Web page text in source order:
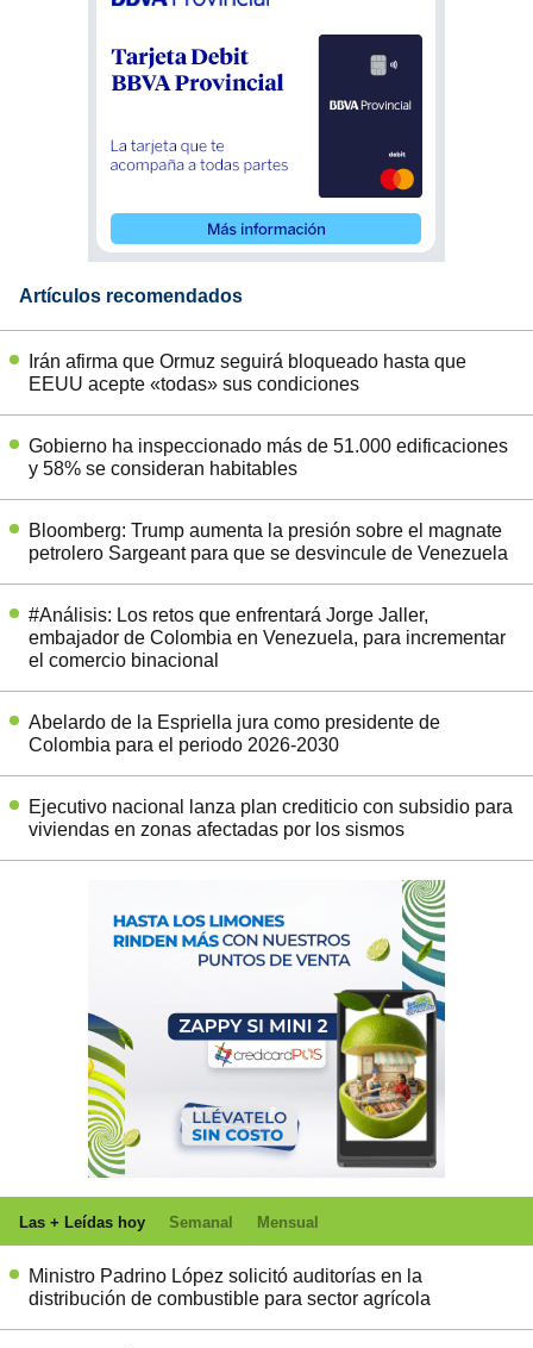
Artículos recomendados
Irán afirma que Ormuz seguirá bloqueado hasta que
EEUU acepte «todas» sus condiciones
Gobierno ha inspeccionado más de 51.000 edificaciones
y 58% se consideran habitables
Bloomberg: Trump aumenta la presión sobre el magnate
petrolero Sargeant para que se desvincule de Venezuela
#Análisis: Los retos que enfrentará Jorge Jaller,
embajador de Colombia en Venezuela, para incrementar
el comercio binacional
Abelardo de la Espriella jura como presidente de
Colombia para el periodo 2026-2030
Ejecutivo nacional lanza plan crediticio con subsidio para
viviendas en zonas afectadas por los sismos
Las + Leídas hoy Semanal Mensual
Ministro Padrino López solicitó auditorías en la
distribución de combustible para sector agrícola